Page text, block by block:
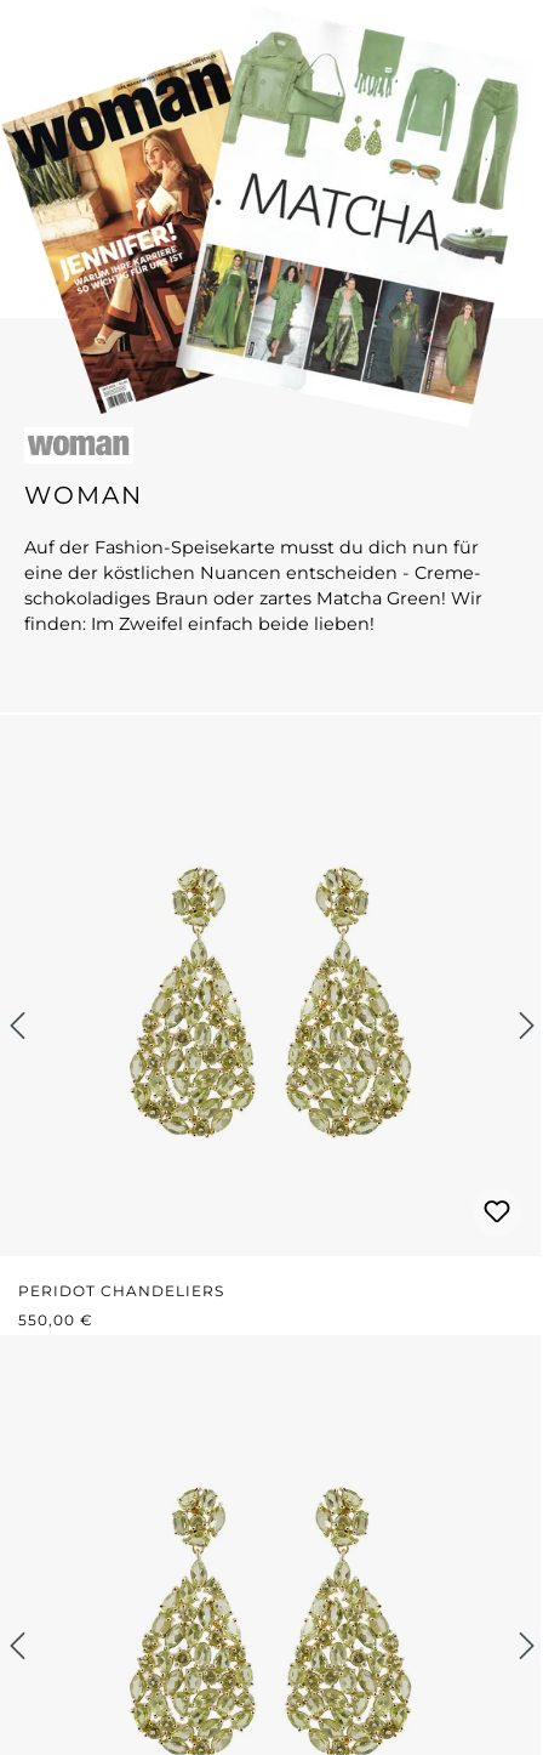
WOMAN
Auf der Fashion-Speisekarte musst du dich nun für
eine der köstlichen Nuancen entscheiden - Creme-
schokoladiges Braun oder zartes Matcha Green! Wir
finden: Im Zweifel einfach beide lieben!
PERIDOT CHANDELIERS
REGULÄRER PREIS:
550,00 €